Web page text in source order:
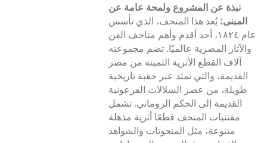
نبذة عن المشروع ولمحة عامة عن
المبنى:يُعد هذا المتحف، الذي تأسس
عام ١٨٢٤، أحد أقدم وأهم متاحف الفن
والآثار المصرية عالميًا. تضم مجموعته
آلاف القطع الأثرية الثمينة من مصر
القديمة، والتي تمتد عبر حقبة تاريخية
طويلة، من عصر السلالات الفرعونية
القديمة إلى الحكم الروماني. تشمل
مقتنيات المتحف قطعًا أثرية مذهلة
متنوعة، مثل المنحوتات والشواهد